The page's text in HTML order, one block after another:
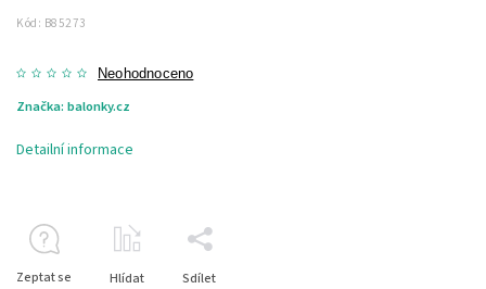
Kód: B85273
Neohodnoceno
Značka: balonky.cz
Detailní informace
Zeptat se Hlídat Sdílet